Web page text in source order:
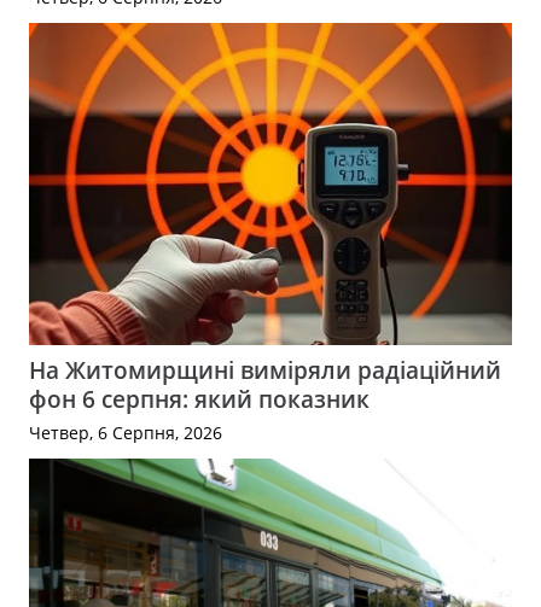
На Житомирщині виміряли радіаційний
фон 6 серпня: який показник
Четвер, 6 Серпня, 2026